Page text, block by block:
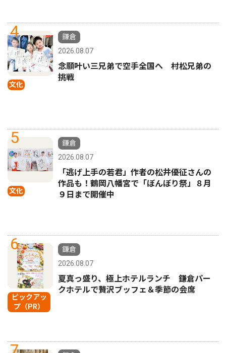
4
文化
鎌倉
2026.08.07
念願叶い三兄弟で空手全国へ 村松兄弟の
挑戦
5
文化
鎌倉
2026.08.07
「逃げ上手の若君」作者の松井優征さんの
作品も！鶴岡八幡宮で「ぼんぼり祭」８月
９日まで開催中
6
ピックアッ
プ（PR）
鎌倉
2026.08.07
夏真っ盛り、極上ホテルランチ 鎌倉パー
クホテルで贅沢ブッフェ＆季節の会席